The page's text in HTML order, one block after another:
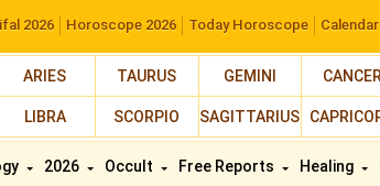
2026 Horoscope 2026 Today Horoscope
ARIES TAURUS GEMINI CANCER
LIBRA SCORPIO SAGITTARIUS
2026 Occult Free Reports Healing